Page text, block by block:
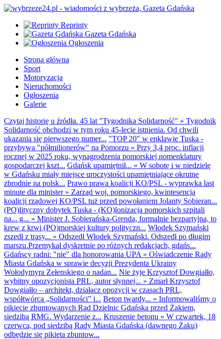
Reprinty
Gazeta Gdańska
Ogłoszenia
Strona główna
Sport
Motoryzacja
Nieruchomości
Ogłoszenia
Galerie
Czytaj historię u źródła. 45 lat "Tygodnika Solidarność" » Tygodnik
Solidarność obchodzi w tym roku 45-lecie istnienia. Od chwili
ukazania się pierwszego numer... "TOP 20" w enklawie Tuska -
przybywa "półmilionerów" na Pomorzu » Przy 3,4 proc. inflacji
rocznej w 2025 roku, wynagrodzenia pomorskiej nomenklatury
gospodarczej kszt... Gdańsk upamiętnił... » W sobotę i w niedzielę
w Gdańsku miały miejsce uroczystości upamiętniające okrutne
zbrodnie na polsk... Prawo prawa koalicji KO/PSL - wyprawka last
minute dla minister» Zarząd woj. pomorskiego, kwintesencja
koalicji rządowej KO/PSL tuż przed powołaniem Jolanty Sobieran...
(PO)lityczny dobytek Tuska - (KO)lonizacja pomorskich szpitali
na... g... » Minister J. Sobierańska-Grenda, formalnie bezpartyjna, to
krew z krwi (PO)morskiej kultury polityczn... Włodek Szymański
zszedł z trasy... » Odszedł Włodek Szymański. Odszedł po długim
marszu.Przemykał dyskretnie po różnych redakcjach, gdańs...
Gdańscy radni: "nie" dla honorowania UPA » Oświadczenie Rady
Miasta Gdańska w sprawie decyzji Prezydenta Ukrainy
Wołodymyra Zełenskiego o nadan... Nie żyje Krzysztof Dowgiałło,
wybitny opozycjonista PRL, autor słynnej... » Zmarł Krzysztof
Dowgiałło – architekt, działacz opozycji w czasach PRL,
współtwórca „Solidarności” i... Beton twardy... » Informowaliśmy o
pikiecie zbuntowanych Rad Dzielnic Gdańska przed Żakiem,
siedzibą RMG. Wydarzenie z... Kruszenie betonu » W czwartek, 18
czerwca, pod siedzibą Rady Miasta Gdańska (dawnego Żaku)
odbędzie się pikieta zbuntow...